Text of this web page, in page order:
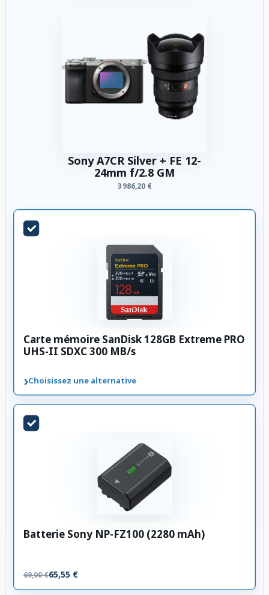
Sony A7CR Silver + FE 12-
24mm f/2.8 GM
3 986,20 €
Carte mémoire SanDisk 128GB Extreme PRO
UHS-II SDXC 300 MB/s
›Choisissez une alternative
Batterie Sony NP-FZ100 (2280 mAh)
69,00 €65,55 €